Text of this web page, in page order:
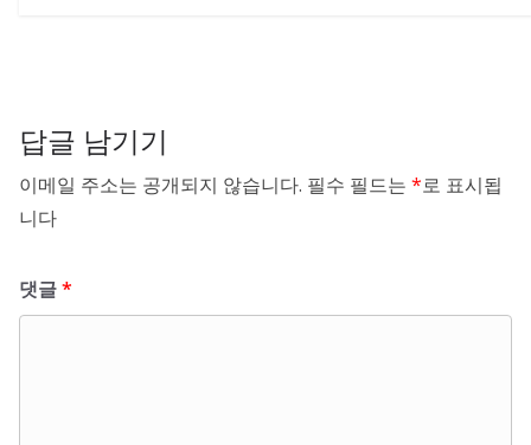
답글 남기기
이메일 주소는 공개되지 않습니다. 필수 필드는 *로 표시됩
니다
댓글*